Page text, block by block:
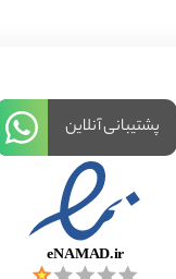
پشتیبانی آنلاین